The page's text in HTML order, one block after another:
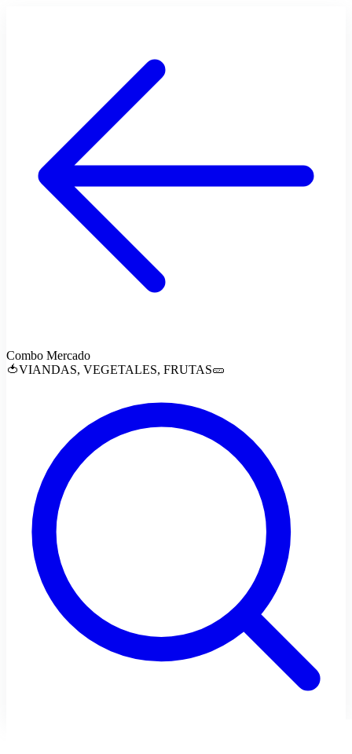
Combo Mercado
🍅VIANDAS, VEGETALES, FRUTAS🥒